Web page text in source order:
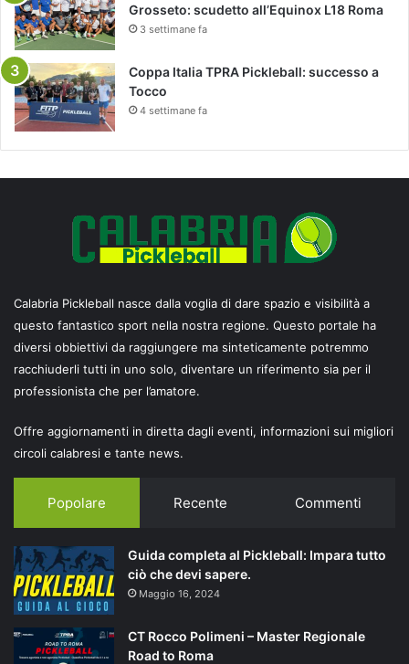
Grosseto: scudetto all’Equinox L18 Roma
3 settimane fa
Coppa Italia TPRA Pickleball: successo a
Tocco
4 settimane fa
Calabria Pickleball nasce dalla voglia di dare spazio e visibilità a
questo fantastico sport nella nostra regione. Questo portale ha
diversi obbiettivi da raggiungere ma sinteticamente potremmo
racchiuderli tutti in uno solo, diventare un riferimento sia per il
professionista che per l’amatore.
Offre aggiornamenti in diretta dagli eventi, informazioni sui migliori
circoli calabresi e tante news.
Popolare Recente Commenti
Guida completa al Pickleball: Impara tutto
ciò che devi sapere.
Maggio 16, 2024
CT Rocco Polimeni – Master Regionale
Road to Roma